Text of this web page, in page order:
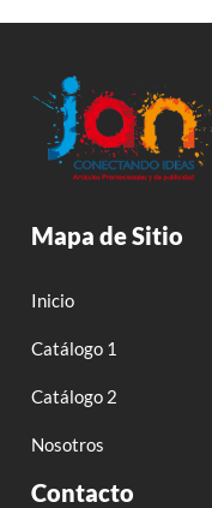
Mapa de Sitio
Inicio
Catálogo 1
Catálogo 2
Nosotros
Contacto